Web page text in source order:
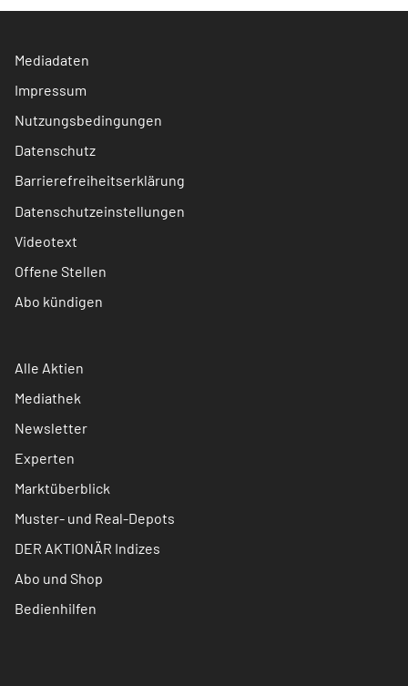
Mediadaten
Impressum
Nutzungsbedingungen
Datenschutz
Barrierefreiheitserklärung
Datenschutzeinstellungen
Videotext
Offene Stellen
Abo kündigen
Alle Aktien
Mediathek
Newsletter
Experten
Marktüberblick
Muster- und Real-Depots
DER AKTIONÄR Indizes
Abo und Shop
Bedienhilfen